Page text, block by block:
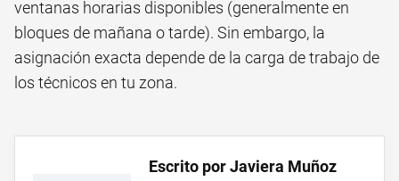
ventanas horarias disponibles (generalmente en
bloques de mañana o tarde). Sin embargo, la
asignación exacta depende de la carga de trabajo de
los técnicos en tu zona.
Escrito por Javiera Muñoz